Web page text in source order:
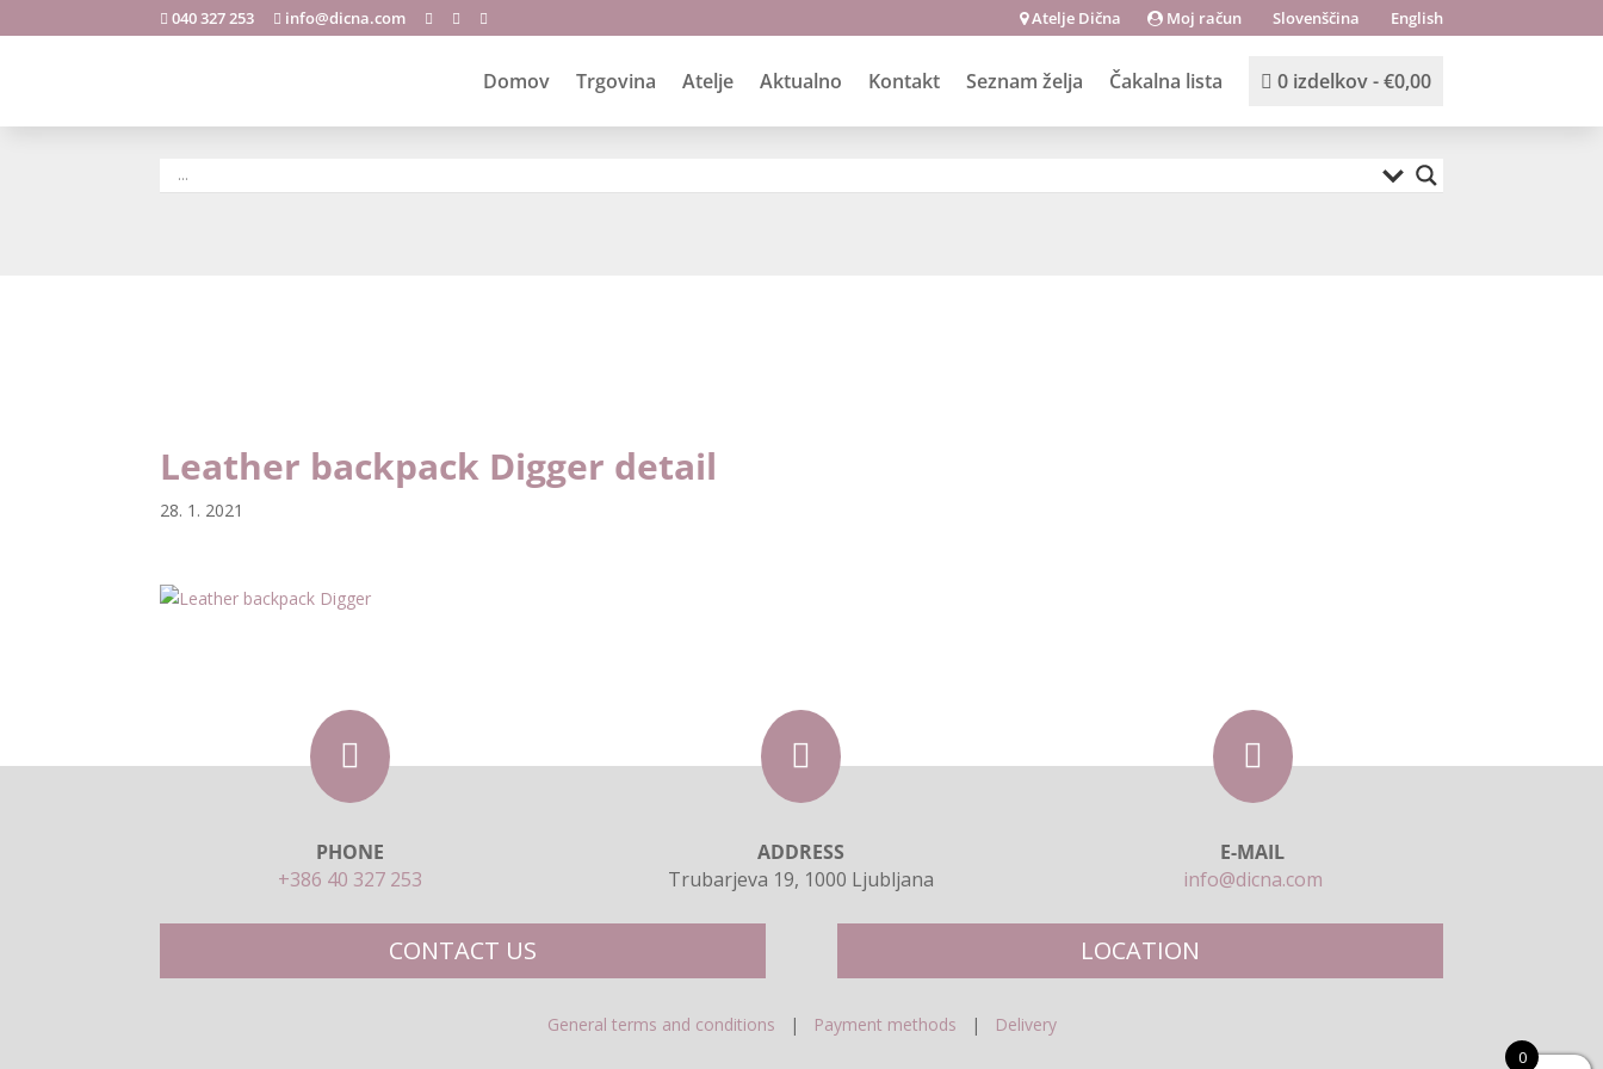
 040 327 253  info@dicna.com    Atelje Dična Moj račun Slovenščina English
Domov Trgovina Atelje Aktualno Kontakt Seznam želja Čakalna lista 0 izdelkov €0,00
Leather backpack Digger detail
28. 1. 2021
  
PHONE
+386 40 327 253
ADDRESS
Trubarjeva 19, 1000 Ljubljana
E-MAIL
info@dicna.com
CONTACT US LOCATION
General terms and conditions | Payment methods | Delivery
0